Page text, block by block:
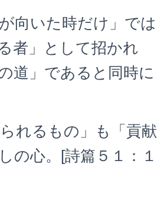
向いた時だけ」では
者」として招かれ
道」であると同時に
れるもの」も「貢献
の心。[詩篇５１：１